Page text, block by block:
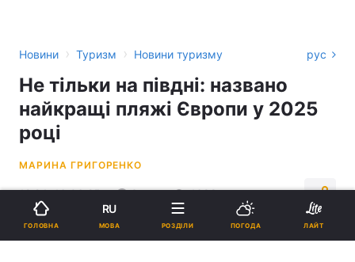
Новини › Туризм › Новини туризму рус
Не тільки на півдні: названо
найкращі пляжі Європи у 2025
році
МАРИНА ГРИГОРЕНКО
12:24, 16.06.25 3 хв. 4698
Підпишіться на нас в Google
ГОЛОВНА
RU
МОВА РОЗДІЛИ ПОГОДА ЛАЙТ